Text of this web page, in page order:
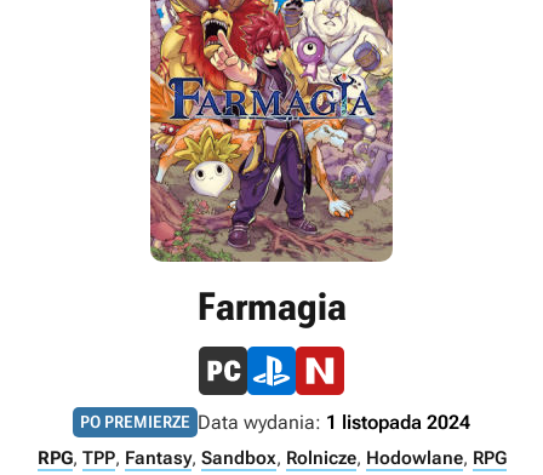
Farmagia
PO PREMIERZE Data wydania: 1 listopada 2024
RPG, TPP, Fantasy, Sandbox, Rolnicze, Hodowlane, RPG